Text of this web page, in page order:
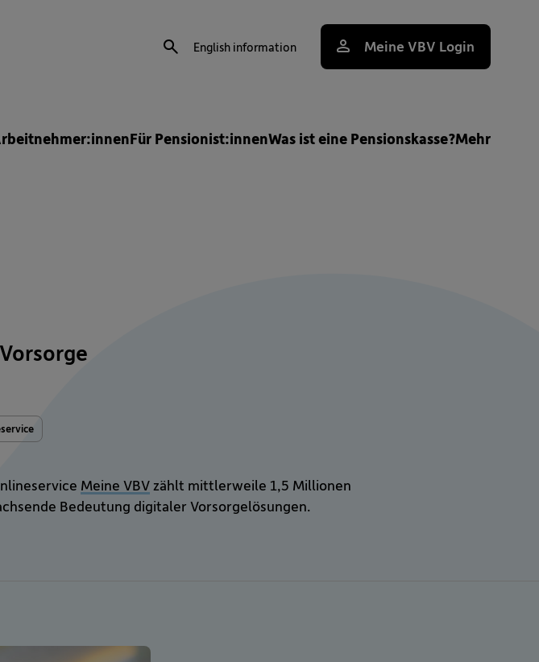
SucheEnglish information Meine VBV Login
Für Pensionist:innenWas ist eine Pensionskasse?Mehr
Meine VBVzählt mittlerweile 1,5 Millionen
Bedeutung digitaler Vorsorgelösungen.